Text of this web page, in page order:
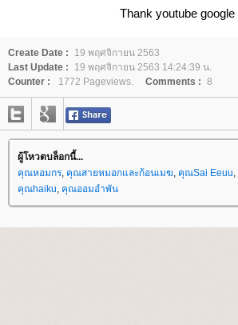
Thank youtube google
Create Date :
19 พฤศจิกายน 2563
Last Update :
19 พฤศจิกายน 2563 14:24:39 น.
Counter :
1772 Pageviews. Comments : 8
ผู้โหวตบล็อกนี้...
คุณหอมกร, คุณสายหมอกและก้อนเมฆ, คุณSai Eeuu,
คุณhaiku, คุณออมอำพัน